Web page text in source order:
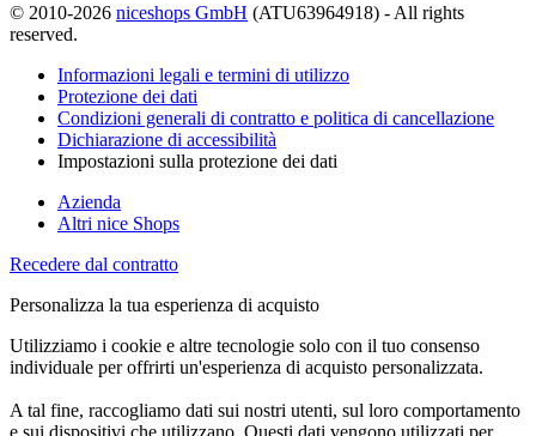
© 2010-2026 niceshops GmbH (ATU63964918) - All rights
reserved.
Informazioni legali e termini di utilizzo
Protezione dei dati
Condizioni generali di contratto e politica di cancellazione
Dichiarazione di accessibilità
Impostazioni sulla protezione dei dati
Azienda
Altri nice Shops
Recedere dal contratto
Personalizza la tua esperienza di acquisto
Utilizziamo i cookie e altre tecnologie solo con il tuo consenso
individuale per offrirti un'esperienza di acquisto personalizzata.
A tal fine, raccogliamo dati sui nostri utenti, sul loro comportamento
e sui dispositivi che utilizzano. Questi dati vengono utilizzati per